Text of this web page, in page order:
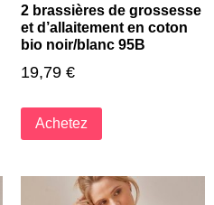
2 brassières de grossesse
et d’allaitement en coton
bio noir/blanc 95B
19,79 €
Achetez